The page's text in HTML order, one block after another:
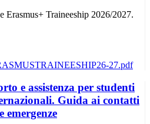
Erasmus+ Traineeship 2026/2027.
e assistenza per studenti
Guida ai contatti
emergenze